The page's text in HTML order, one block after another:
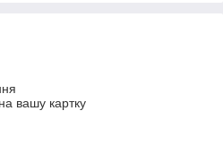
вашу картку